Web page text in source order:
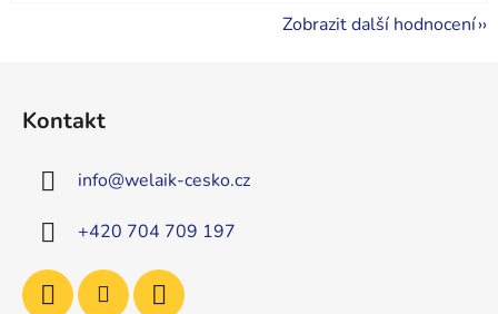
Zobrazit další hodnocení
Kontakt
info@welaik-cesko.cz
+420 704 709 197